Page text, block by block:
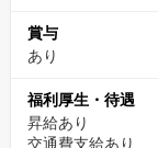
賞与
あり
福利厚生・待遇
昇給あり
交通費支給あり